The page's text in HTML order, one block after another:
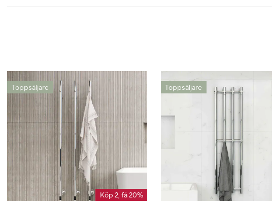
Toppsäljare
Köp 2, få 20%
Toppsäljare